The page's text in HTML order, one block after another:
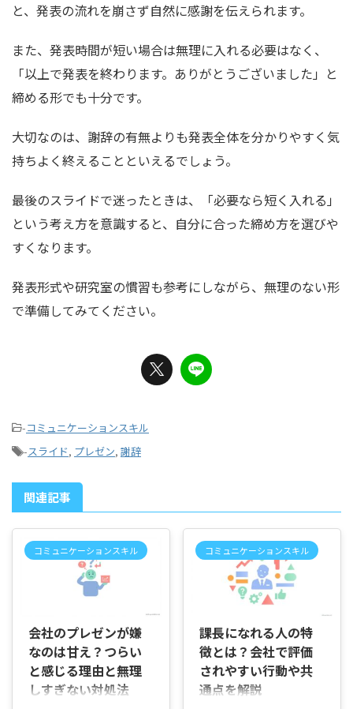
と、発表の流れを崩さず自然に感謝を伝えられます。
また、発表時間が短い場合は無理に入れる必要はなく、
「以上で発表を終わります。ありがとうございました」と
締める形でも十分です。
大切なのは、謝辞の有無よりも発表全体を分かりやすく気
持ちよく終えることといえるでしょう。
最後のスライドで迷ったときは、「必要なら短く入れる」
という考え方を意識すると、自分に合った締め方を選びや
すくなります。
発表形式や研究室の慣習も参考にしながら、無理のない形
で準備してみてください。
-コミュニケーションスキル
-スライド, プレゼン, 謝辞
関連記事
コミュニケーションスキル
会社のプレゼンが嫌
なのは甘え？つらい
と感じる理由と無理
しすぎない対処法
コミュニケーションスキル
課長になれる人の特
徴とは？会社で評価
されやすい行動や共
通点を解説